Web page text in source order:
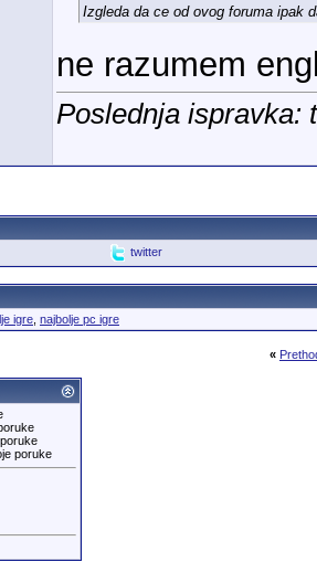
Izgleda da ce od ovog foruma ipak
ne razumem
Poslednja ispravka:
twitter
igre, najbolje pc igre
«
poruke